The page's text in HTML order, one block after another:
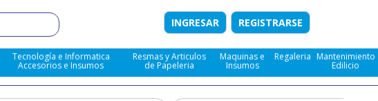
INGRESAR REGISTRARSE
Tecnología e Informatica
Accesorios e Insumos
Resmas y Articulos
de Papeleria
Maquinas e
Insumos
Regaleria Mantenimiento
Edilicio